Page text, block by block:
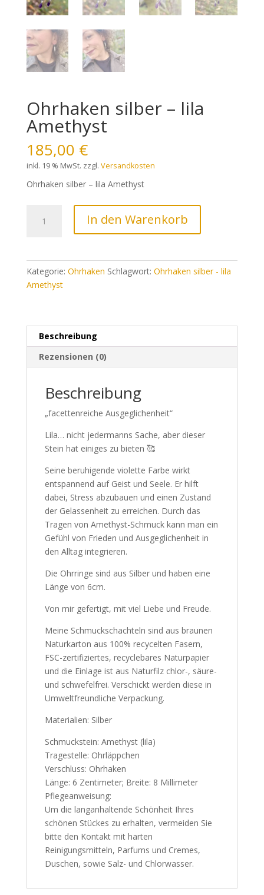
Ohrhaken silber – lila
Amethyst
185,00 €
inkl. 19 % MwSt. zzgl. Versandkosten
Ohrhaken silber – lila Amethyst
silber
Menge
In den Warenkorb
Kategorie: Ohrhaken Schlagwort: Ohrhaken silber - lila
Amethyst
Beschreibung
Rezensionen (0)
Beschreibung
„facettenreiche Ausgeglichenheit“
Lila… nicht jedermanns Sache, aber dieser
Stein hat einiges zu bieten 🥰
Seine beruhigende violette Farbe wirkt
entspannend auf Geist und Seele. Er hilft
dabei, Stress abzubauen und einen Zustand
der Gelassenheit zu erreichen. Durch das
Tragen von Amethyst-Schmuck kann man ein
Gefühl von Frieden und Ausgeglichenheit in
den Alltag integrieren.
Die Ohrringe sind aus Silber und haben eine
Länge von 6cm.
Von mir gefertigt, mit viel Liebe und Freude.
Meine Schmuckschachteln sind aus braunen
Naturkarton aus 100% recycelten Fasern,
FSC-zertifiziertes, recyclebares Naturpapier
und die Einlage ist aus Naturfilz chlor-, säure-
und schwefelfrei. Verschickt werden diese in
Umweltfreundliche Verpackung.
Materialien: Silber
Schmuckstein: Amethyst (lila)
Tragestelle: Ohrläppchen
Verschluss: Ohrhaken
Länge: 6 Zentimeter; Breite: 8 Millimeter
Pflegeanweisung:
Um die langanhaltende Schönheit Ihres
schönen Stückes zu erhalten, vermeiden Sie
bitte den Kontakt mit harten
Reinigungsmitteln, Parfums und Cremes,
Duschen, sowie Salz- und Chlorwasser.